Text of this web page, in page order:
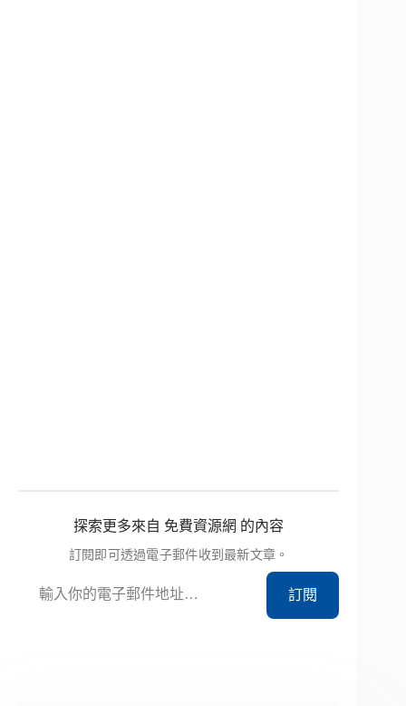
探索更多來自 免費資源網 的內容
訂閱即可透過電子郵件收到最新文章。
訂閱